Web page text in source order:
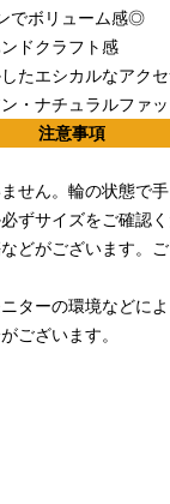
でボリューム感◎
ドクラフト感
たエシカルなアク
・ナチュラルファ
注意事項
せん。輪の状態で
ずサイズをご確認く
どがございます。
ターの環境などに
ございます。